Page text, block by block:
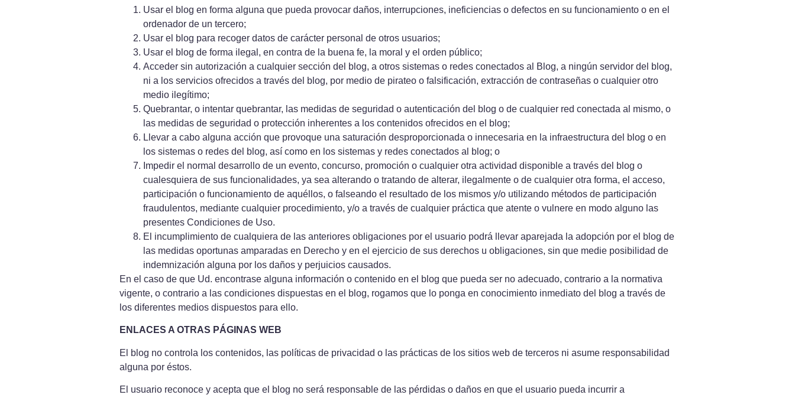
Usar el blog en forma alguna que pueda provocar daños, interrupciones, ineficiencias o defectos en su funcionamiento o en el
ordenador de un tercero;
Usar el blog para recoger datos de carácter personal de otros usuarios;
Usar el blog de forma ilegal, en contra de la buena fe, la moral y el orden público;
Acceder sin autorización a cualquier sección del blog, a otros sistemas o redes conectados al Blog, a ningún servidor del blog,
ni a los servicios ofrecidos a través del blog, por medio de pirateo o falsificación, extracción de contraseñas o cualquier otro
medio ilegítimo;
Quebrantar, o intentar quebrantar, las medidas de seguridad o autenticación del blog o de cualquier red conectada al mismo, o
las medidas de seguridad o protección inherentes a los contenidos ofrecidos en el blog;
Llevar a cabo alguna acción que provoque una saturación desproporcionada o innecesaria en la infraestructura del blog o en
los sistemas o redes del blog, así como en los sistemas y redes conectados al blog; o
Impedir el normal desarrollo de un evento, concurso, promoción o cualquier otra actividad disponible a través del blog o
cualesquiera de sus funcionalidades, ya sea alterando o tratando de alterar, ilegalmente o de cualquier otra forma, el acceso,
participación o funcionamiento de aquéllos, o falseando el resultado de los mismos y/o utilizando métodos de participación
fraudulentos, mediante cualquier procedimiento, y/o a través de cualquier práctica que atente o vulnere en modo alguno las
presentes Condiciones de Uso.
El incumplimiento de cualquiera de las anteriores obligaciones por el usuario podrá llevar aparejada la adopción por el blog de
las medidas oportunas amparadas en Derecho y en el ejercicio de sus derechos u obligaciones, sin que medie posibilidad de
indemnización alguna por los daños y perjuicios causados.
En el caso de que Ud. encontrase alguna información o contenido en el blog que pueda ser no adecuado, contrario a la normativa
vigente, o contrario a las condiciones dispuestas en el blog, rogamos que lo ponga en conocimiento inmediato del blog a través de
los diferentes medios dispuestos para ello.
ENLACES A OTRAS PÁGINAS WEB
El blog no controla los contenidos, las políticas de privacidad o las prácticas de los sitios web de terceros ni asume responsabilidad
alguna por éstos.
El usuario reconoce y acepta que el blog no será responsable de las pérdidas o daños en que el usuario pueda incurrir a